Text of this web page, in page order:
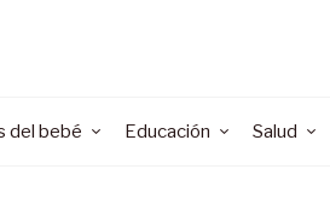
del bebé Educación Salud